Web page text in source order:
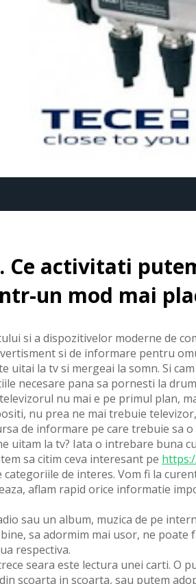
Ce activitati
un mod mai
si a dispozitivelor moderne de
si de informare pentru
uitai la tv si mergeai la somn. Si
necesare pana sa pornesti la
nu mai e pe primul plan,
nu prea ne mai trebuie
de informare pe care trebuie sa o
uitam la tv? Iata o intrebare buna
sa citim ceva interesant pe
de interes. Vom fi la
aflam rapid orice informatie
sau un album, muzica de pe
sa adormim mai usor, ne poate
respectiva.
seara este lectura unei carti. O
scoarta in scoarta, sau putem